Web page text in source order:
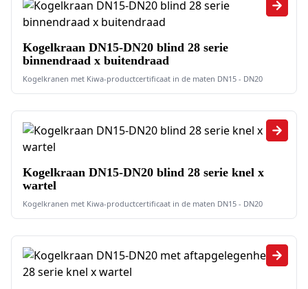
Kogelkraan DN15-DN20 blind 28 serie
binnendraad x buitendraad
Kogelkranen met Kiwa-productcertificaat in de maten DN15 - DN20
Kogelkraan DN15-DN20 blind 28 serie knel x
wartel
Kogelkranen met Kiwa-productcertificaat in de maten DN15 - DN20